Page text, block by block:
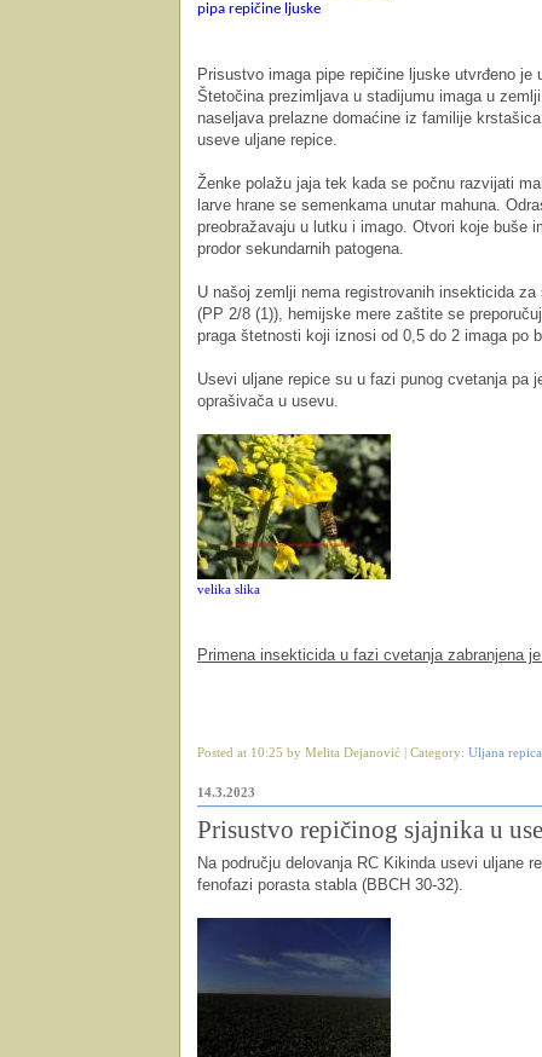
pipa repičine ljuske
Prisustvo imaga pipe repičine ljuske utvrđeno
Štetočina prezimljava u stadijumu imaga u
naseljava prelazne domaćine iz familije
useve uljane repice.
Ženke polažu jaja tek kada se počnu razvijati
larve hrane se semenkama unutar mahuna.
preobražavaju u lutku i imago. Otvori koje buše
prodor sekundarnih patogena.
U našoj zemlji nema registrovanih insekticida
(PP 2/8 (1)), hemijske mere zaštite se
praga štetnosti koji iznosi od 0,5 do 2 imaga po
Usevi uljane repice su u fazi punog cvetanja pa
oprašivača u usevu.
velika slika
Primena insekticida u fazi cvetanja zabranjena
Posted at 10:25 by Melita Dejanović | Category: Uljana repica
14.3.2023
Prisustvo repičinog sjajnika u
Na području delovanja RC Kikinda usevi uljane
fenofazi porasta stabla (BBCH 30-32).